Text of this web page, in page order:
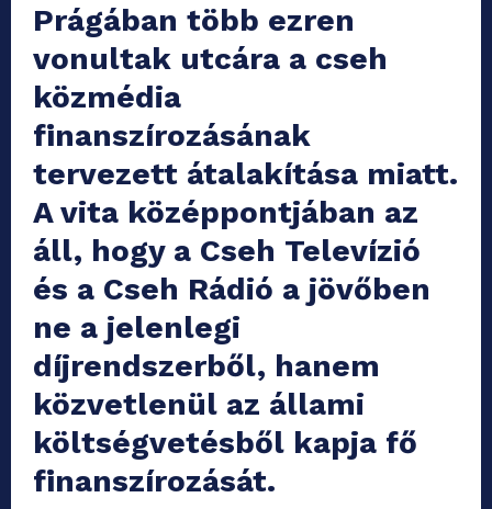
Prágában több ezren
vonultak utcára a cseh
közmédia
finanszírozásának
tervezett átalakítása miatt.
A vita középpontjában az
áll, hogy a Cseh Televízió
és a Cseh Rádió a jövőben
ne a jelenlegi
díjrendszerből, hanem
közvetlenül az állami
költségvetésből kapja fő
finanszírozását.